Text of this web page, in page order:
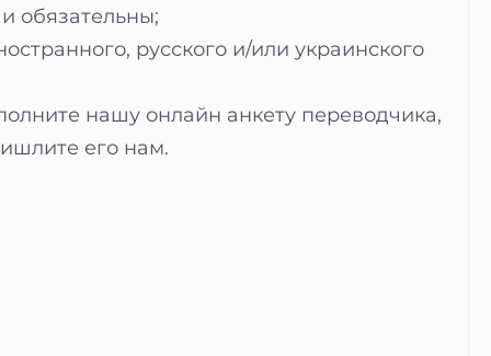
обязательны;
русского и/или украинского
нашу онлайн анкету переводчика,
его нам.